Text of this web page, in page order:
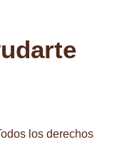
los derechos